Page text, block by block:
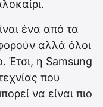
ένα από τα
αλλά όλοι
Έτσι, η Samsung
που
να είναι πιο